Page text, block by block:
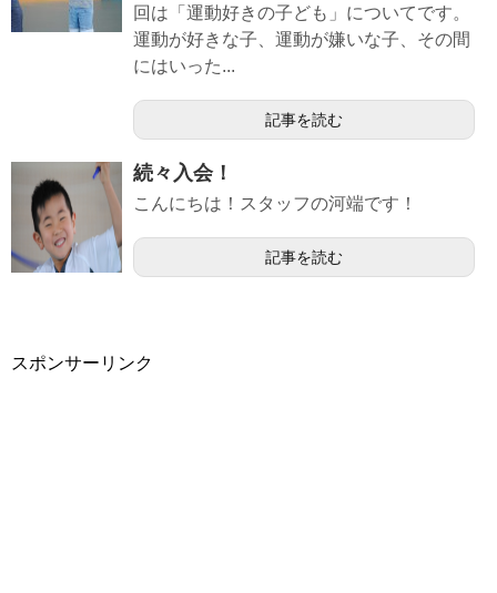
回は「運動好きの子ども」についてです。
運動が好きな子、運動が嫌いな子、その間
にはいった...
記事を読む
続々入会！
こんにちは！スタッフの河端です！
記事を読む
スポンサーリンク